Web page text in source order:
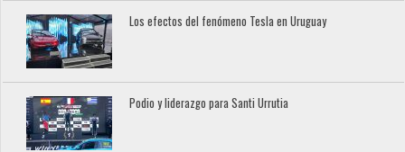
Los efectos del fenómeno Tesla en Uruguay
Podio y liderazgo para Santi Urrutia